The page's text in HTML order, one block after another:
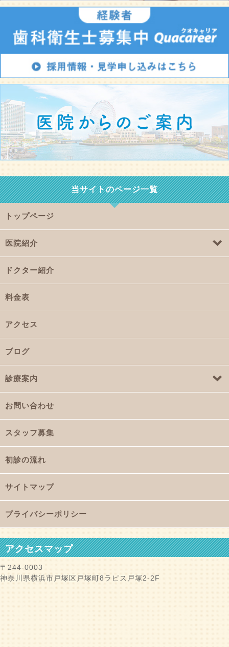
当サイトのページ一覧
トップページ
医院紹介
ドクター紹介
料金表
アクセス
ブログ
診療案内
お問い合わせ
スタッフ募集
初診の流れ
サイトマップ
プライバシーポリシー
アクセスマップ
〒244-0003
神奈川県横浜市戸塚区戸塚町8ラピス戸塚2-2F